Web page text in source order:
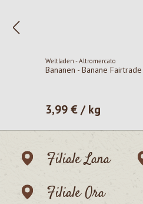
Weltladen - Altromercato
Bananen - Banane Fairtrade
Prezzo normale:
3,99 € / kg
Filiale Lana
Filiale Ora